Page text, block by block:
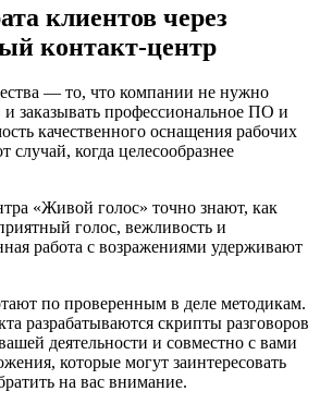
клиентов через
контакт-центр
— то, что компании не нужно
и заказывать профессиональное ПО и
качественного оснащения рабочих
случай, когда целесообразнее
«Живой голос» точно знают, как
голос, вежливость и
работа с возражениями удерживают
по проверенным в деле методикам.
разрабатываются скрипты разговоров
деятельности и совместно с вами
которые могут заинтересовать
на вас внимание.